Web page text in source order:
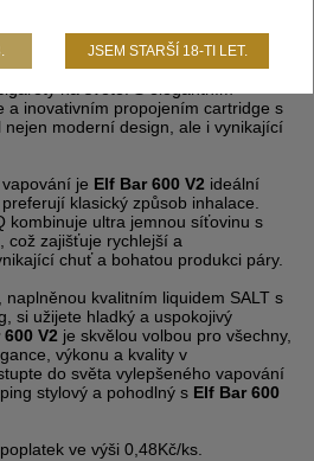
vylepšenou verzi nejoblíbenější
na světě. S elegantním
a inovativním propojením cartridge s
moderní design, ale i vynikající
je Elf Bar 600 V2 ideální
klasický způsob inhalace.
kombinuje ultra jemnou síťovinu s
což zajišťuje rychlejší a
chuť a bohatou produkci páry.
kvalitním liquidem SALT s
si užijete hladký a uspokojivý
V2 je skvělou volbou pro všechny,
výkonu a kvality v
do světa vylepšeného vapování
stylový a pohodlný s Elf Bar 600
ve výši 0,48Kč/ks.
JSEM STARŠÍ 18-TI LET.